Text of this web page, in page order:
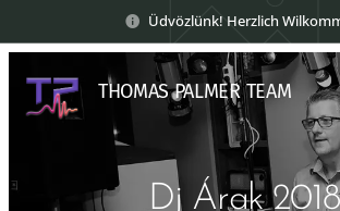
Üdvözlünk! Herzlich
THOMAS PALMER TEAM
Dj Árak 2018